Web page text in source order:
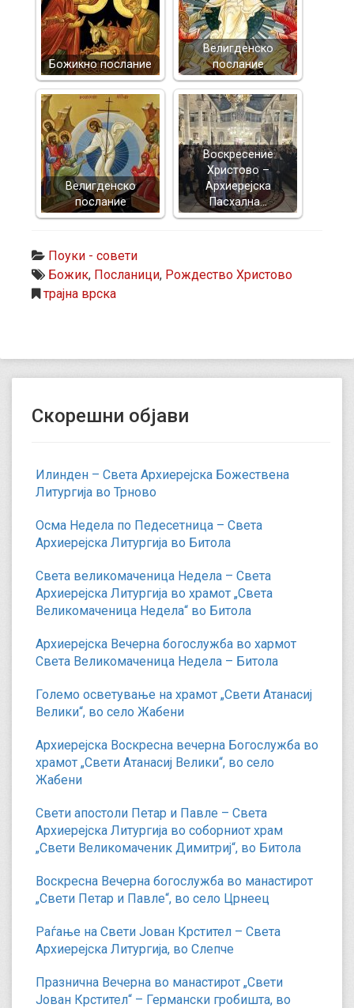
Божикно послание
Велигденско
послание
Велигденско
послание
Воскресение
Христово –
Архиерејска
Пасхална…
Поуки - совети
Божик, Посланици, Рождество Христово
трајна врска
Скорешни објави
Илинден – Света Архиерејска Божествена
Литургија во Трново
Осма Недела по Педесетница – Света
Архиерејска Литургија во Битола
Света великомаченица Недела – Света
Архиерејска Литургија во храмот „Света
Великомаченица Недела“ во Битола
Архиерејска Вечерна богослужба во хармот
Света Великомаченица Недела – Битола
Големо осветување на храмот „Свети Атанасиј
Велики“, во село Жабени
Архиерејска Воскресна вечерна Богослужба во
храмот „Свети Атанасиј Велики“, во село
Жабени
Свети апостоли Петар и Павле – Света
Архиерејска Литургија во соборниот храм
„Свети Великомаченик Димитриј“, во Битола
Воскресна Вечерна богослужба во манастирот
„Свети Петар и Павле“, во село Црнеец
Раѓање на Свети Јован Крстител – Света
Архиерејска Литургија, во Слепче
Празнична Вечерна во манастирот „Свети
Јован Крстител“ – Германски гробишта, во